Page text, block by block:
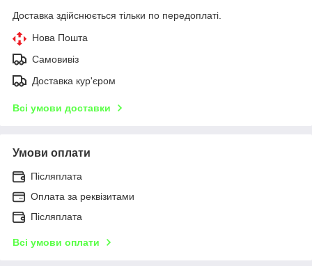
Доставка здійснюється тільки по передоплаті.
Нова Пошта
Самовивіз
Доставка кур'єром
Всі умови доставки
Умови оплати
Післяплата
Оплата за реквізитами
Післяплата
Всі умови оплати